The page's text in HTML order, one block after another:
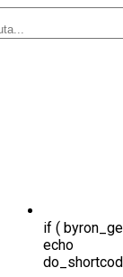
if (
echo